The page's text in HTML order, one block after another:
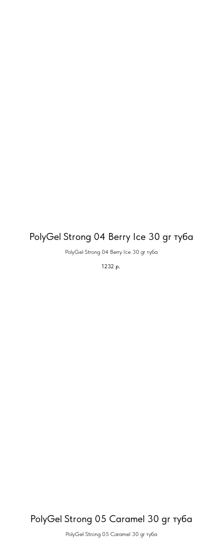
PolyGel Strong 04 Berry Ice 30 gr туба
PolyGel Strong 04 Berry Ice 30 gr туба
1232 р.
PolyGel Strong 05 Caramel 30 gr туба
PolyGel Strong 05 Caramel 30 gr туба